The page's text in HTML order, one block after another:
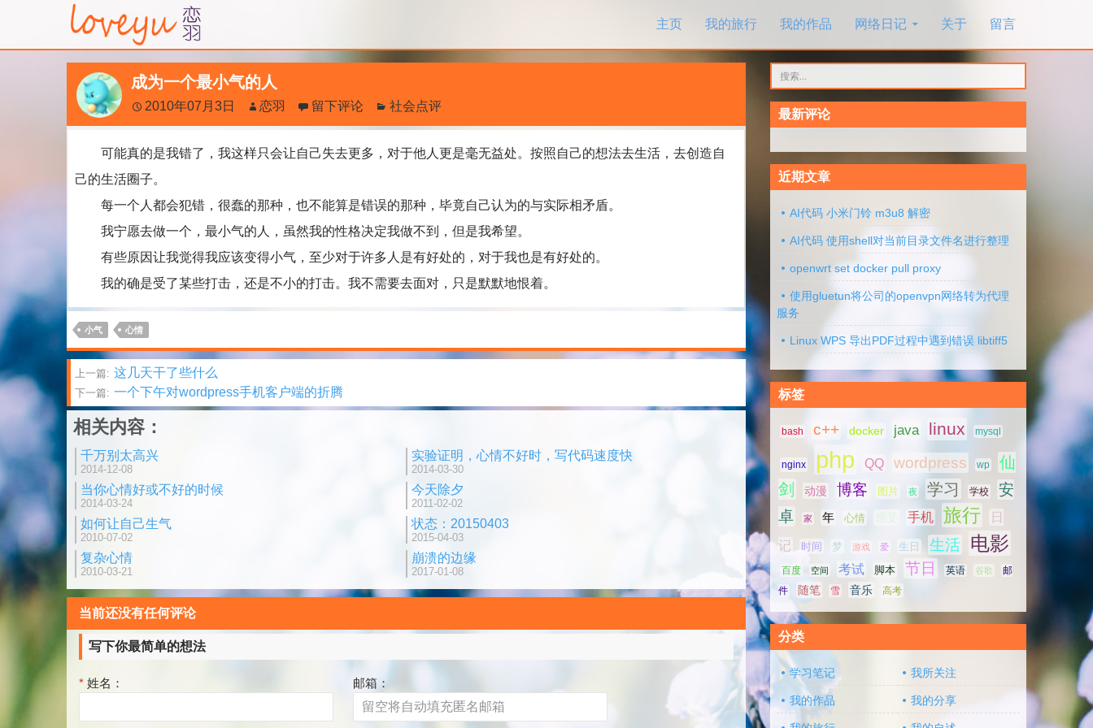
主页
我的旅行 我的作品 网络日记 关于 留言
成为一个最小气的人
2010年07月3日 恋羽 留下评论 社会点评
可能真的是我错了，我这样只会让自己失去更多，对于他人更是毫无益处。按照自己的想法去生活，去创造自
己的生活圈子。
每一个人都会犯错，很蠢的那种，也不能算是错误的那种，毕竟自己认为的与实际相矛盾。
我宁愿去做一个，最小气的人，虽然我的性格决定我做不到，但是我希望。
有些原因让我觉得我应该变得小气，至少对于许多人是有好处的，对于我也是有好处的。
我的确是受了某些打击，还是不小的打击。我不需要去面对，只是默默地恨着。
小气 心情
文
章
分
页
上一篇: 这几天干了些什么
下一篇: 一个下午对wordpress手机客户端的折腾
相关内容：
千万别太高兴
2014-12-08
实验证明，心情不好时，写代码速度快
2014-03-30
当你心情好或不好的时候
2014-03-24
今天除夕
2011-02-02
如何让自己生气
2010-07-02
状态：20150403
2015-04-03
复杂心情
2010-03-21
崩溃的边缘
2017-01-08
当前还没有任何评论
写下你最简单的想法
* 姓名： 邮箱：
索：
最新评论
近期文章
AI代码 小米门铃 m3u8 解密
AI代码 使用shell对当前目录文件名进行整理
openwrt set docker pull proxy
使用gluetun将公司的openvpn网络转为代理
服务
Linux WPS 导出PDF过程中遇到错误 libtiff5
标签
bash c++ docker java linux mysql
nginx php QQ wordpress wp
仙
剑
动漫 博客 图片 夜 学习 学校
安
卓
家 年 心情 手机 旅行 日
记 时间 梦 游戏 爱 生日 生活 电影
百度 空间 考试 脚本 节日 英语 谷歌 邮
件 随笔 雪 音乐 高考
分类
学习笔记 我所关注
我的作品 我的分享